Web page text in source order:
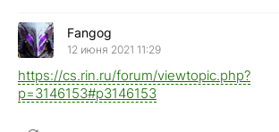
Fangog
12 июня 2021 11:29
https://cs.rin.ru/forum/viewtopic.php?
p=3146153#p3146153